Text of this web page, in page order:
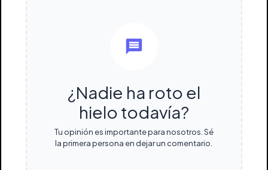
¿Nadie ha roto el
hielo todavía?
Tu opinión es importante para nosotros. Sé
la primera persona en dejar un comentario.